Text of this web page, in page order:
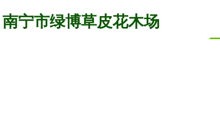
南宁市绿博草皮花木场